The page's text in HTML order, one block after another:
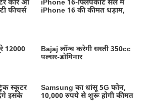
कार आ
फीचर्स
iPhone 16-फ्लिपकार्ट सेल में
iPhone 16 की कीमत धड़ाम,
12000
Bajaj लॉन्च करेगी सस्ती 350cc
पल्सर-डोमिनार
स्कूटर
इसके
Samsung का धांसू 5G फोन,
10,000 रुपये से शुरू होगी कीमत